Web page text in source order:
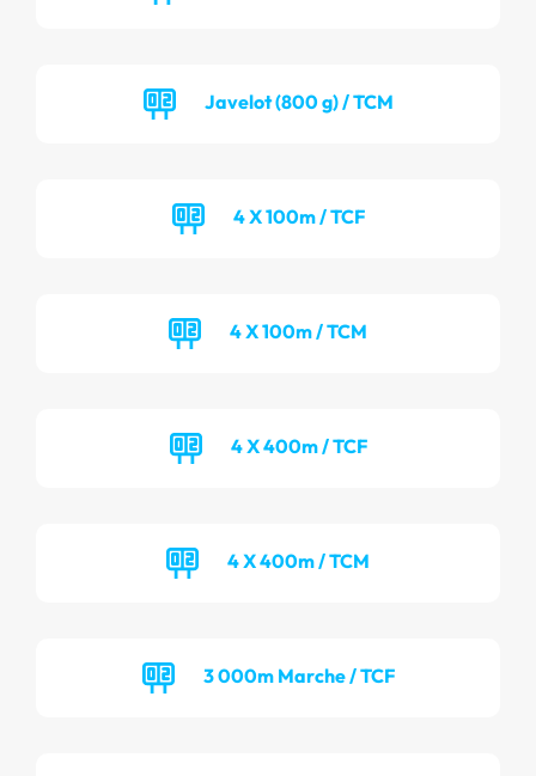
Javelot (800 g) / TCM
4 X 100m / TCF
4 X 100m / TCM
4 X 400m / TCF
4 X 400m / TCM
3 000m Marche / TCF